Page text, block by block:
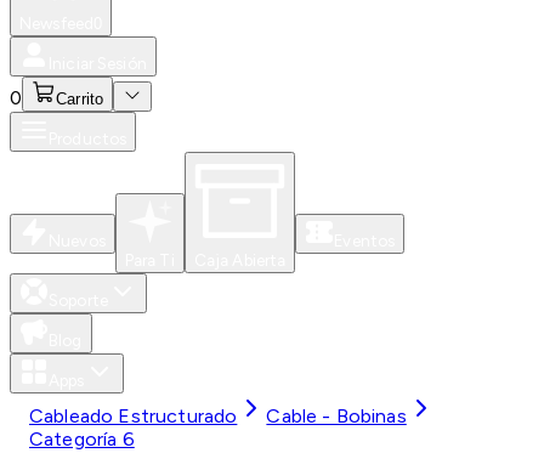
0 Carrito
Cableado Estructurado
Cable - Bobinas
Categoría 6